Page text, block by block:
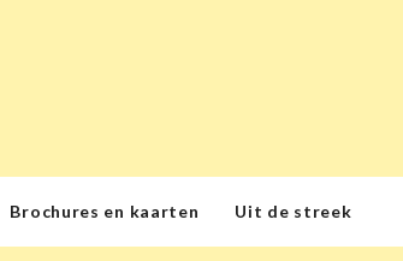
Brochures en kaarten Uit de streek